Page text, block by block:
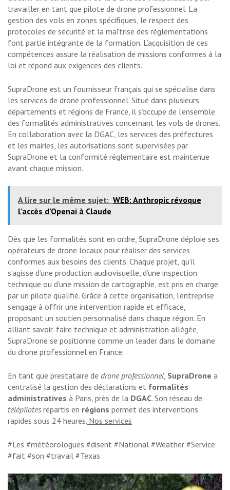
travailler en tant que pilote de drone professionnel. La
gestion des vols en zones spécifiques, le respect des
protocoles de sécurité et la maîtrise des réglementations
font partie intégrante de la formation. L’acquisition de ces
compétences assure la réalisation de missions conformes à la
loi et répond aux exigences des clients.
SupraDrone est un fournisseur français qui se spécialise dans
les services de drone professionnel. Situé dans plusieurs
départements et régions de France, il s’occupe de l’ensemble
des formalités administratives concernant les vols de drones.
En collaboration avec la DGAC, les services des préfectures
et les mairies, les autorisations sont supervisées par
SupraDrone et la conformité réglementaire est maintenue
avant chaque mission.
A lire sur le même sujet: WEB: Anthropic révoque
l’accès d’Openai à Claude
Dès que les formalités sont en ordre, SupraDrone déploie ses
opérateurs de drone locaux pour réaliser des services
conformes aux besoins des clients. Chaque projet, qu’il
s’agisse d’une production audiovisuelle, d’une inspection
technique ou d’une mission de cartographie, est pris en charge
par un pilote qualifié. Grâce à cette organisation, l’entreprise
s’engage à offrir une intervention rapide et efficace,
proposant un soutien personnalisé dans chaque région. En
alliant savoir-faire technique et administration allégée,
SupraDrone se positionne comme un leader dans le domaine
du drone professionnel en France.
En tant que prestataire de drone professionnel, SupraDrone a
centralisé la gestion des déclarations et formalités
administratives à Paris, près de la DGAC. Son réseau de
télépilotes répartis en régions permet des interventions
rapides sous 24 heures. Nos services
#Les #météorologues #disent #National #Weather #Service
#fait #son #travail #Texas